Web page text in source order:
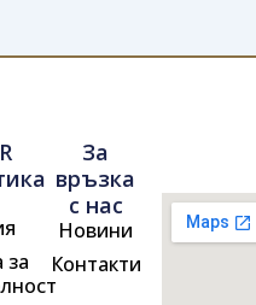
за
За
връзка
с нас
Новини
Контакти